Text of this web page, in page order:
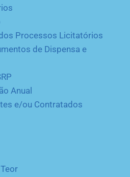
Processos Licitatórios
de Dispensa e
Anual
e/ou Contratados